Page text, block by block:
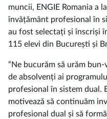
muncii, ENGIE Romania a
învățământ profesional în
au fost selectați și înscriși
115 elevi din București și
“Ne bucurăm să urăm
de absolvenți ai
profesional în sistem dual.
motivează să continuăm
profesional dual și să